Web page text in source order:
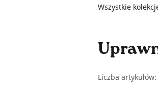
Wszystkie
Liczba artykułów: